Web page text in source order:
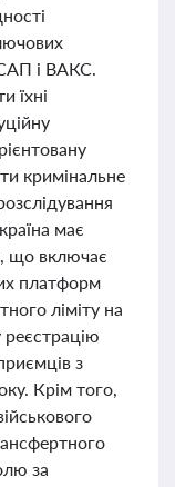
і ВАКС.
їхні
кримінальне
має
що включає
платформ
ліміту на
реєстрацію
з
Крім того,
за